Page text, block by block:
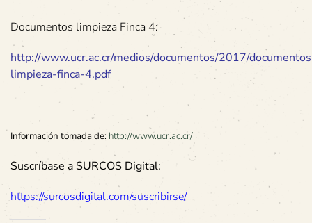
Documentos limpieza Finca 4:
http://www.ucr.ac.cr/medios/documentos/2017/
limpieza-finca-4.pdf
Información tomada de: http://www.ucr.ac.cr/
Suscríbase a SURCOS Digital:
https://surcosdigital.com/suscribirse/